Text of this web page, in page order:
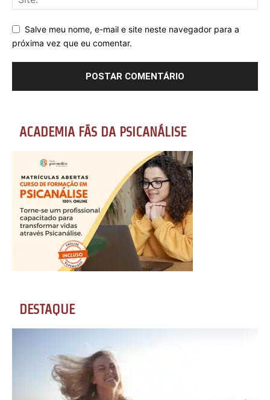
Salve meu nome, e-mail e site neste navegador para a
próxima vez que eu comentar.
ACADEMIA FÃS DA PSICANÁLISE
DESTAQUE